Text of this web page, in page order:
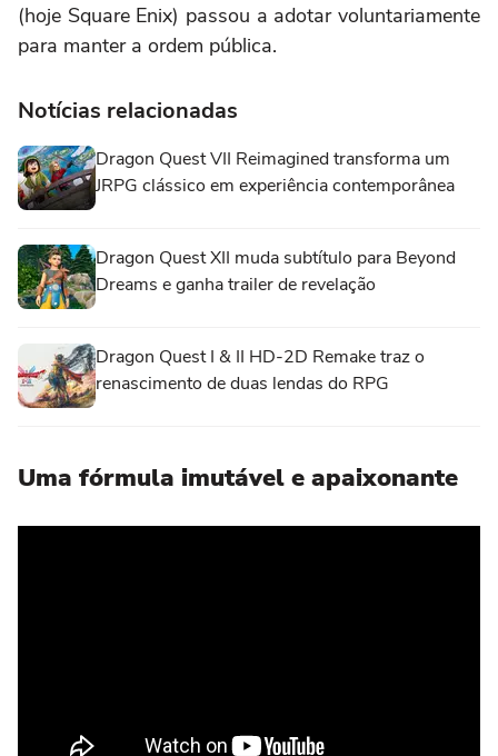
(hoje Square Enix) passou a adotar voluntariamente
para manter a ordem pública.
Notícias relacionadas
Dragon Quest VII Reimagined transforma um
JRPG clássico em experiência contemporânea
Dragon Quest XII muda subtítulo para Beyond
Dreams e ganha trailer de revelação
Dragon Quest I & II HD-2D Remake traz o
renascimento de duas lendas do RPG
Uma fórmula imutável e apaixonante